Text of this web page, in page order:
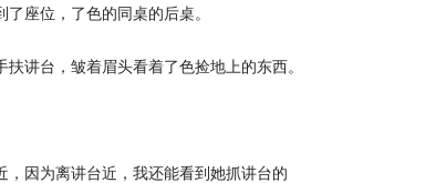
座位，了色的同桌的后桌。
台，皱着眉头看着了色捡地上的东西。
因为离讲台近，我还能看到她抓讲台的